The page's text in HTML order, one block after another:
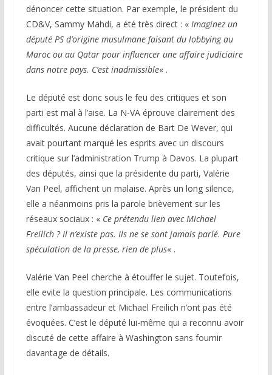
dénoncer cette situation. Par exemple, le président du
CD&V, Sammy Mahdi, a été très direct : « Imaginez un
député PS d’origine musulmane faisant du lobbying au
Maroc ou au Qatar pour influencer une affaire judiciaire
dans notre pays. C’est inadmissible« .
Le député est donc sous le feu des critiques et son
parti est mal à l’aise. La N-VA éprouve clairement des
difficultés. Aucune déclaration de Bart De Wever, qui
avait pourtant marqué les esprits avec un discours
critique sur l’administration Trump à Davos. La plupart
des députés, ainsi que la présidente du parti, Valérie
Van Peel, affichent un malaise. Après un long silence,
elle a néanmoins pris la parole brièvement sur les
réseaux sociaux : « Ce prétendu lien avec Michael
Freilich ? Il n’existe pas. Ils ne se sont jamais parlé. Pure
spéculation de la presse, rien de plus« .
Valérie Van Peel cherche à étouffer le sujet. Toutefois,
elle evite la question principale. Les communications
entre l’ambassadeur et Michael Freilich n’ont pas été
évoquées. C’est le député lui-même qui a reconnu avoir
discuté de cette affaire à Washington sans fournir
davantage de détails.